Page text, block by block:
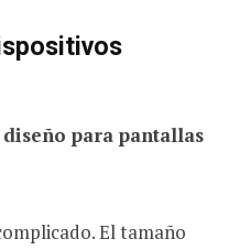
para pantallas
El tamaño